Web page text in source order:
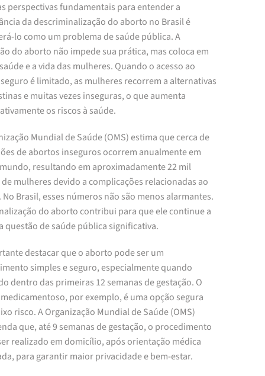
perspectivas fundamentais para entender a
da descriminalização do aborto no Brasil é
lo como um problema de saúde pública. A
do aborto não impede sua prática, mas coloca em
e a vida das mulheres. Quando o acesso ao
é limitado, as mulheres recorrem a alternativas
e muitas vezes inseguras, o que aumenta
os riscos à saúde.
Mundial de Saúde (OMS) estima que cerca de
de abortos inseguros ocorrem anualmente em
resultando em aproximadamente 22 mil
mulheres devido a complicações relacionadas ao
Brasil, esses números não são menos alarmantes.
do aborto contribui para que ele continue a
questão de saúde pública significativa.
destacar que o aborto pode ser um
simples e seguro, especialmente quando
dentro das primeiras 12 semanas de gestação. O
por exemplo, é uma opção segura
risco. A Organização Mundial de Saúde (OMS)
que, até 9 semanas de gestação, o procedimento
realizado em domicílio, após orientação médica
para garantir maior privacidade e bem-estar.